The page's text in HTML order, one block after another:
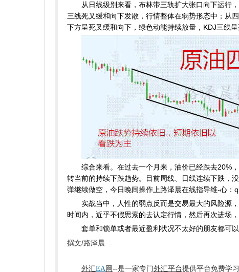
从日线级别来看，布林带三轨扩大张口向下运行，
三线死叉缓和向下发散，行情整体在弱势形态中；从
下方呈死叉缓和向下，绿色动能持续放量，KDJ三线
综合来看。在过去一个月来，油价已经跌去20%，
转当前的持续下跌趋势。目前周线、日线连续下跌，
弹继续做空，今日晚间操作上路泽晨在线指导维-心：
实战当中，人性的弱点反而是交易最大的风险源，
时间内，近乎不假思索的去认定行情，然后再次进场
套单和锁单或者最近盈利状况不太好的朋友都可以
撰文/路泽晨
外汇EA网 --是一家专门外汇平台提供平台免费学习